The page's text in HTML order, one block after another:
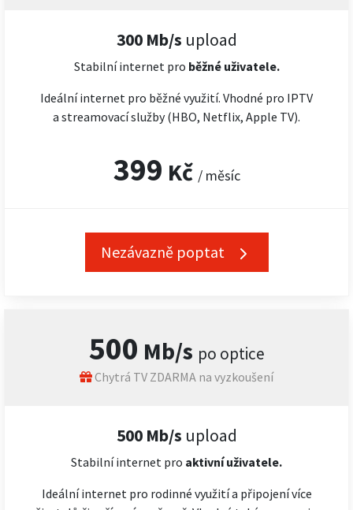
300 Mb/s upload
Stabilní internet pro běžné uživatele.
Ideální internet pro běžné využití. Vhodné pro IPTV
a streamovací služby (HBO, Netflix, Apple TV).
399 Kč / měsíc
Nezávazně poptat
500 Mb/s po optice
Chytrá TV ZDARMA na vyzkoušení
500 Mb/s upload
Stabilní internet pro aktivní uživatele.
Ideální internet pro rodinné využití a připojení více